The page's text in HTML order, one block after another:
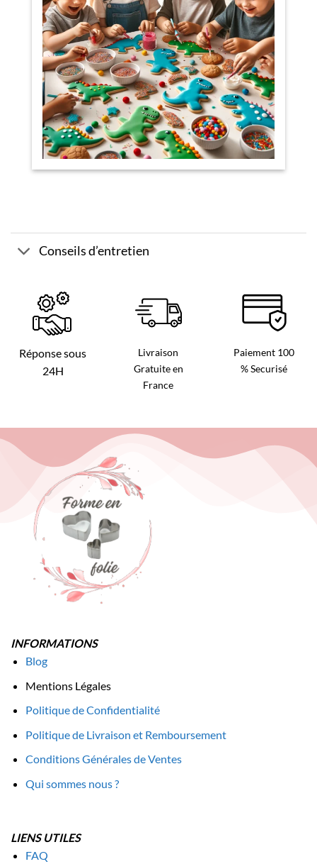
Conseils d’entretien
Réponse sous
24H
Livraison
Gratuite en
France
Paiement 100
% Securisé
INFORMATIONS
Blog
Mentions Légales
Politique de Confidentialité
Politique de Livraison et Remboursement
Conditions Générales de Ventes
Qui sommes nous ?
LIENS UTILES
FAQ